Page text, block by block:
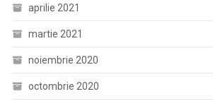
aprilie 2021
martie 2021
noiembrie 2020
octombrie 2020